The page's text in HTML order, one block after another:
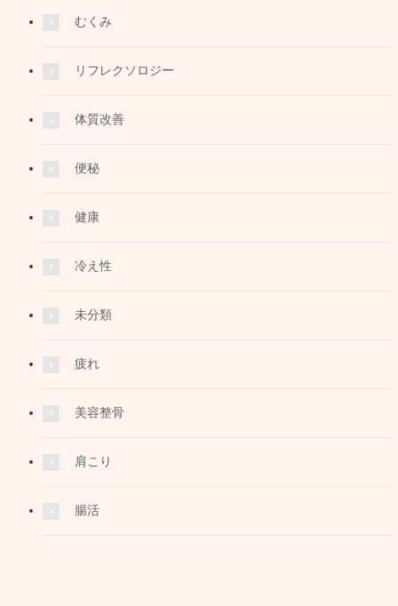
むくみ
リフレクソロジー
体質改善
便秘
健康
冷え性
未分類
疲れ
美容整骨
肩こり
腸活